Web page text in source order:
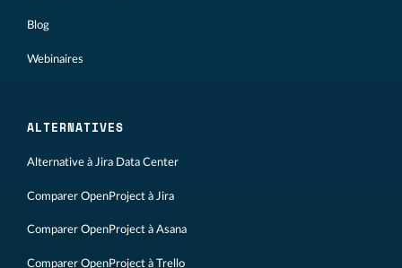
Blog
Webinaires
ALTERNATIVES
Alternative à Jira Data Center
Comparer OpenProject à Jira
Comparer OpenProject à Asana
Comparer OpenProject à Trello